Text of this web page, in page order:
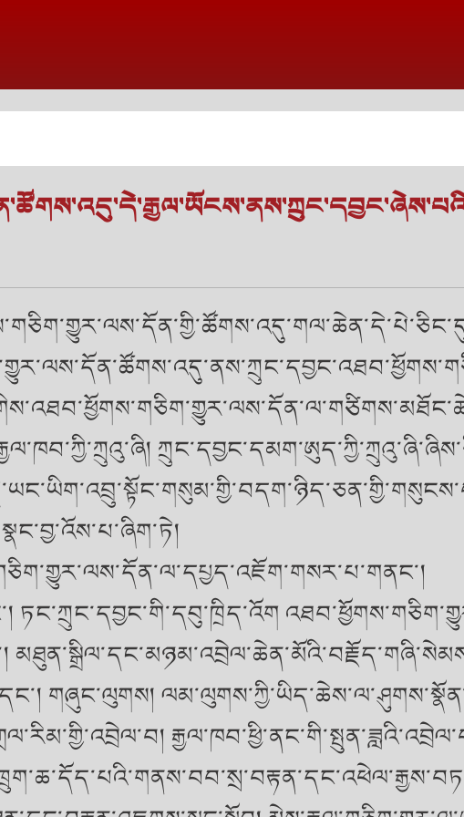
ཏང་ཀྲུང་དབྱང་གི་དབུ་ཁྲིད་འོག
གཞུང་ལུགས།